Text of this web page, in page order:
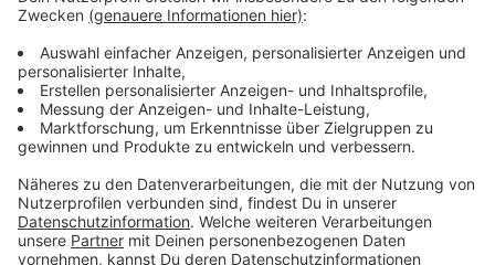
Landeskriminalamts im Oktober 2018 bei der
Tauschnetzwerk im Internet dem Fall auf die Spur
gekommen. Die ermittelten IP-Adressen führten zu
einem landwirtschaftlichen Betrieb im Kreis Coesfeld,
wo der Hauptverdächtige als Computer-Experte
Jährigen durchsucht worden. Doch habe es noch
Monate gedauert, bis sein sichergestelltes
Smartphone und Tablet entsperrt werden konnten,